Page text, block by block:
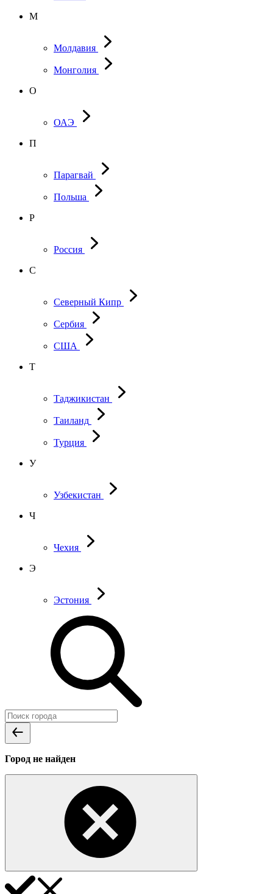
М
Молдавия
Монголия
О
ОАЭ
П
Парагвай
Польша
Р
Россия
С
Северный Кипр
Сербия
США
Т
Таджикистан
Таиланд
Турция
У
Узбекистан
Ч
Чехия
Э
Эстония
Город не найден